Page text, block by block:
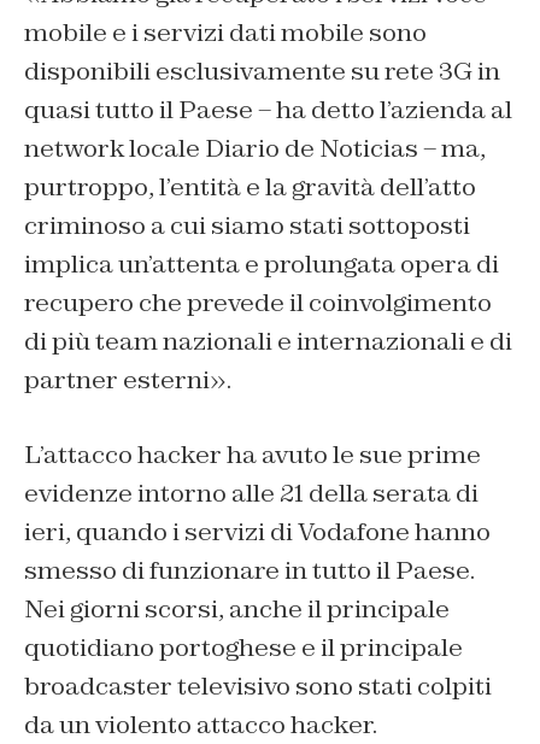
mobile e i servizi dati mobile sono
disponibili esclusivamente su rete 3G in
quasi tutto il Paese – ha detto l’azienda al
network locale Diario de Noticias – ma,
purtroppo, l’entità e la gravità dell’atto
criminoso a cui siamo stati sottoposti
implica un’attenta e prolungata opera di
recupero che prevede il coinvolgimento
di più team nazionali e internazionali e di
partner esterni».
L’attacco hacker ha avuto le sue prime
evidenze intorno alle 21 della serata di
ieri, quando i servizi di Vodafone hanno
smesso di funzionare in tutto il Paese.
Nei giorni scorsi, anche il principale
quotidiano portoghese e il principale
broadcaster televisivo sono stati colpiti
da un violento attacco hacker.